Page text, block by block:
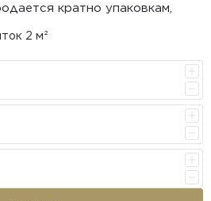
кратно упаковкам,
2 м²